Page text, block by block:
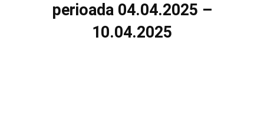
perioada 04.04.2025 –
10.04.2025